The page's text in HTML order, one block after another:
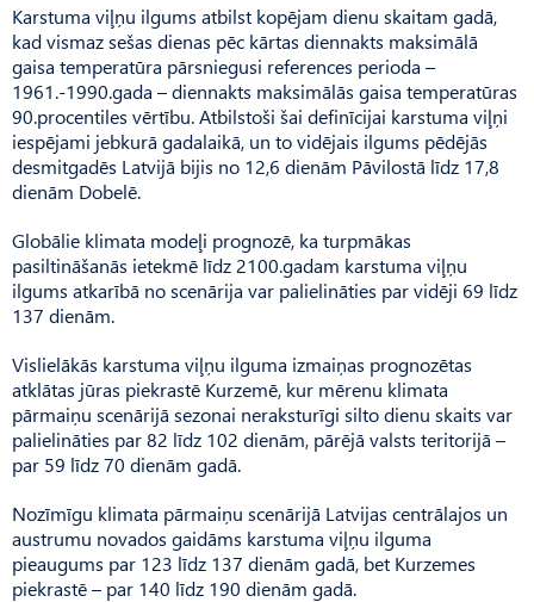
Karstuma viļņu ilgums atbilst kopējam dienu skaitam gadā,
kad vismaz sešas dienas pēc kārtas diennakts maksimālā
gaisa temperatūra pārsniegusi references perioda –
1961.-1990.gada – diennakts maksimālās gaisa temperatūras
90.procentiles vērtību. Atbilstoši šai definīcijai karstuma viļņi
iespējami jebkurā gadalaikā, un to vidējais ilgums pēdējās
desmitgadēs Latvijā bijis no 12,6 dienām Pāvilostā līdz 17,8
dienām Dobelē.
Globālie klimata modeļi prognozē, ka turpmākas
pasiltināšanās ietekmē līdz 2100.gadam karstuma viļņu
ilgums atkarībā no scenārija var palielināties par vidēji 69 līdz
137 dienām.
Vislielākās karstuma viļņu ilguma izmaiņas prognozētas
atklātas jūras piekrastē Kurzemē, kur mērenu klimata
pārmaiņu scenārijā sezonai neraksturīgi silto dienu skaits var
palielināties par 82 līdz 102 dienām, pārējā valsts teritorijā –
par 59 līdz 70 dienām gadā.
Nozīmīgu klimata pārmaiņu scenārijā Latvijas centrālajos un
austrumu novados gaidāms karstuma viļņu ilguma
pieaugums par 123 līdz 137 dienām gadā, bet Kurzemes
piekrastē – par 140 līdz 190 dienām gadā.